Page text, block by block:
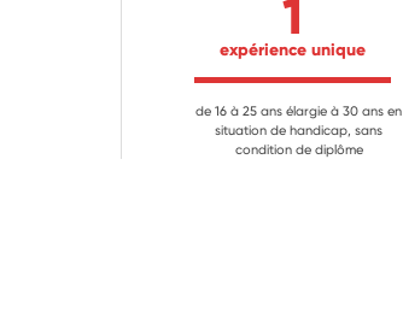
1
expérience unique
de 16 à 25 ans élargie à 30 ans en
situation de handicap, sans
condition de diplôme